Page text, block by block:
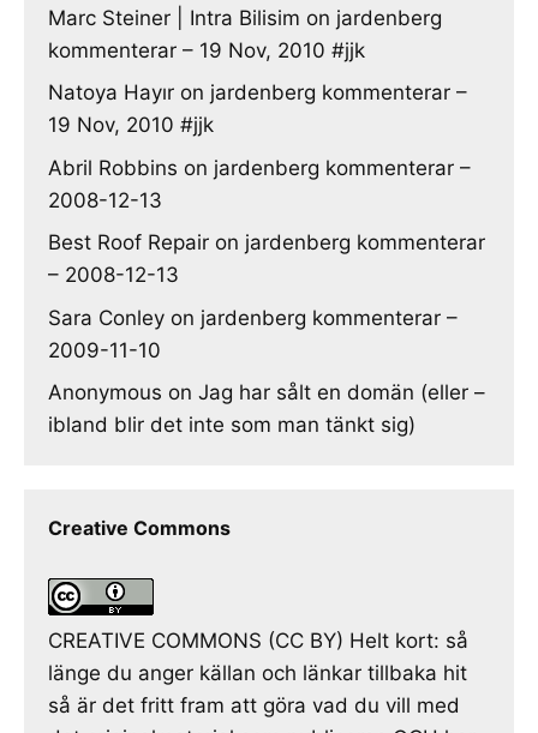
Marc Steiner | Intra Bilisim on jardenberg
kommenterar – 19 Nov, 2010 #jjk
Natoya Hayır on jardenberg kommenterar –
19 Nov, 2010 #jjk
Abril Robbins on jardenberg kommenterar –
2008-12-13
Best Roof Repair on jardenberg kommenterar
– 2008-12-13
Sara Conley on jardenberg kommenterar –
2009-11-10
Anonymous on Jag har sålt en domän (eller –
ibland blir det inte som man tänkt sig)
Creative Commons
CREATIVE COMMONS (CC BY) Helt kort: så
länge du anger källan och länkar tillbaka hit
så är det fritt fram att göra vad du vill med